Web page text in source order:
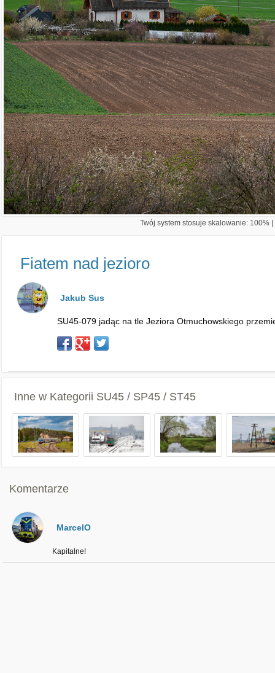
Twój system stosuje skalowanie: 100%
Fiatem nad jezioro
Jakub Sus
SU45-079 jadąc na tle Jeziora Otmuchowskiego
Inne w Kategorii SU45 / SP45 / ST45
Komentarze
MarcelO
Kapitalne!